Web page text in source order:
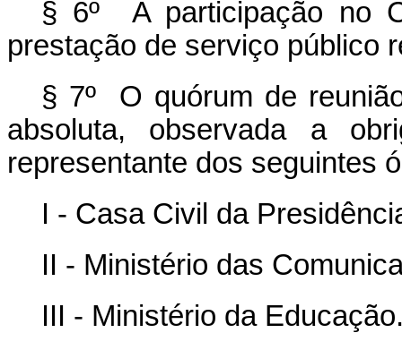
§ 6º A participação no
prestação de serviço público
§ 7º O quórum de
absoluta, observada a
representante dos seguintes
I - Casa Civil da
II - Ministério das
III - Ministério da